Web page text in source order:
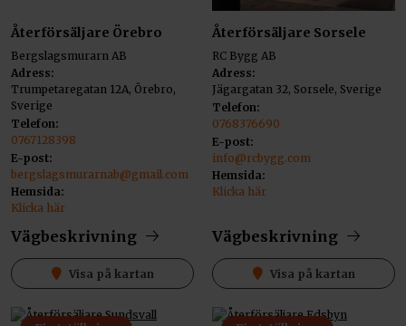
Återförsäljare Örebro
Bergslagsmurarn AB
Adress:
Trumpetaregatan 12A, Örebro,
Sverige
Telefon:
0767128398
E-post:
bergslagsmurarnab@gmail.com
Hemsida:
Klicka här
Vägbeskrivning
Visa på kartan
Återförsäljare Sorsele
RC Bygg AB
Adress:
Jägargatan 32, Sorsele, Sverige
Telefon:
0768376690
E-post:
info@rcbygg.com
Hemsida:
Klicka här
Vägbeskrivning
Visa på kartan